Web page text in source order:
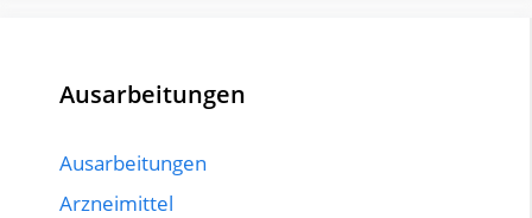
Ausarbeitungen
Ausarbeitungen
Arzneimittel